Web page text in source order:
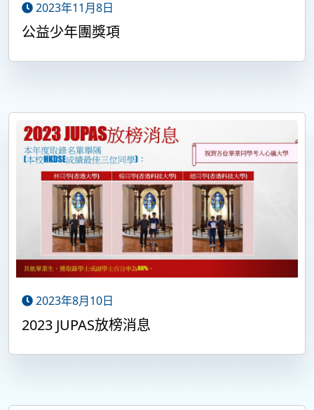
2023年11月8日
公益少年團獎項
2023年8月10日
2023 JUPAS放榜消息